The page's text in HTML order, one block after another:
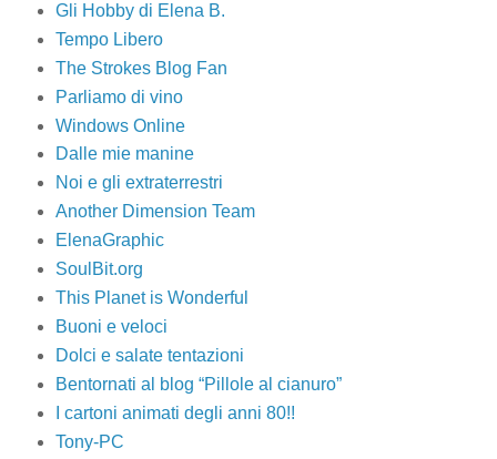
Gli Hobby di Elena B.
Tempo Libero
The Strokes Blog Fan
Parliamo di vino
Windows Online
Dalle mie manine
Noi e gli extraterrestri
Another Dimension Team
ElenaGraphic
SoulBit.org
This Planet is Wonderful
Buoni e veloci
Dolci e salate tentazioni
Bentornati al blog “Pillole al cianuro”
I cartoni animati degli anni 80!!
Tony-PC